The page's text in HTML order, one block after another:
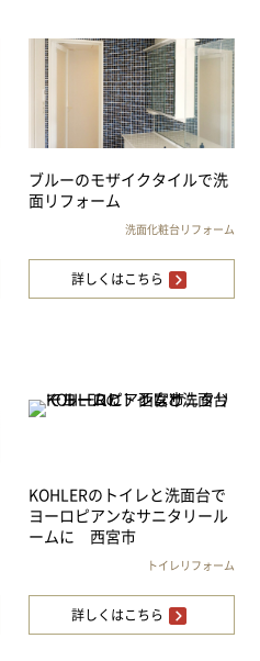
ブルーのモザイクタイルで洗
面リフォーム
洗面化粧台リフォーム
詳しくはこちら
KOHLERのトイレと洗面台で
ヨーロピアンなサニタリール
ームに 西宮市
トイレリフォーム
詳しくはこちら